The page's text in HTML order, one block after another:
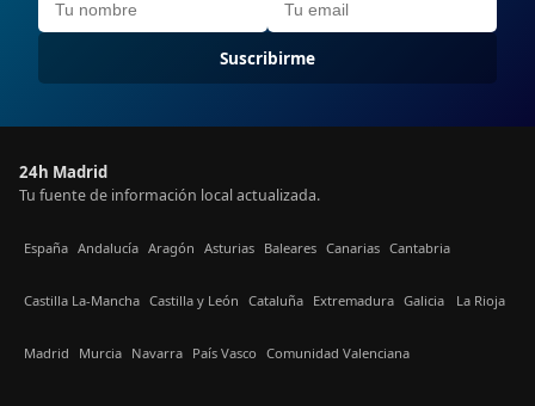
Suscribirme
24h Madrid
Tu fuente de información local actualizada.
España Andalucía Aragón Asturias Baleares Canarias Cantabria
Castilla La-Mancha Castilla y León Cataluña Extremadura Galicia La Rioja
Madrid Murcia Navarra País Vasco Comunidad Valenciana